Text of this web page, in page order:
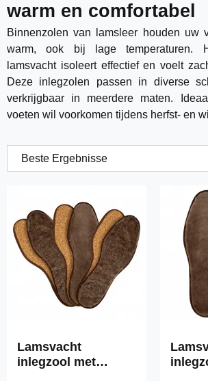
warm en comfortabel
Binnenzolen van lamsleer houden uw
warm, ook bij lage temperaturen.
lamsvacht isoleert effectief en voelt
Deze inlegzolen passen in diverse
verkrijgbaar in meerdere maten.
voeten wil voorkomen tijdens herfst- en
Lamsvacht
inlegzool met